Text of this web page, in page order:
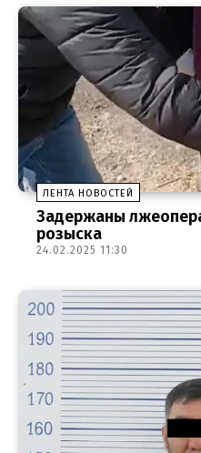
ЛЕНТА НОВОСТЕЙ
Задержаны
розыска
24.02.2025 11:30